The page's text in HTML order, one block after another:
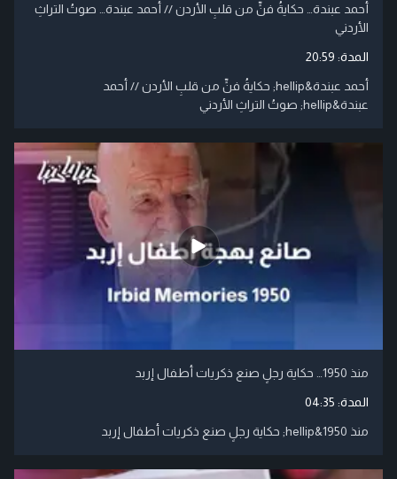
أحمد عبندة… حكايةُ فنٍّ من قلبِ الأردن // أحمد عبندة… صوتُ التراثِ
الأردني
المدة: 20:59
أحمد عبندة&hellip; حكايةُ فنٍّ من قلبِ الأردن // أحمد
عبندة&hellip; صوتُ التراثِ الأردني
منذ 1950… حكاية رجلٍ صنع ذكريات أطفال إربد
المدة: 04:35
منذ 1950&hellip; حكاية رجلٍ صنع ذكريات أطفال إربد